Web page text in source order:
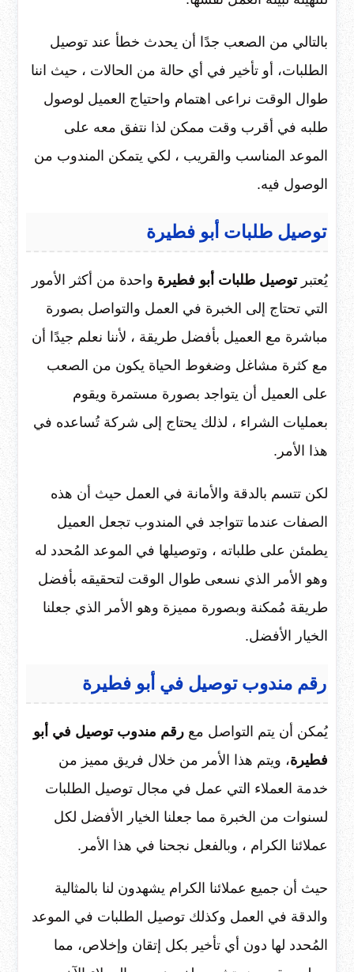
بالتالي من الصعب جدًا أن يحدث خطأ عند توصيل
الطلبات، أو تأخير في أي حالة من الحالات ، حيث اننا
طوال الوقت نراعى اهتمام واحتياج العميل لوصول
طلبه في أقرب وقت ممكن لذا نتفق معه على
الموعد المناسب والقريب ، لكي يتمكن المندوب من
الوصول فيه.
توصيل طلبات أبو فطيرة
يُعتبرتوصيل طلبات أبو فطيرة واحدة من أكثر الأمور
التي تحتاج إلى الخبرة في العمل والتواصل بصورة
مباشرة مع العميل بأفضل طريقة ، لأننا نعلم جيدًا أن
مع كثرة مشاغل وضغوط الحياة يكون من الصعب
على العميل أن يتواجد بصورة مستمرة ويقوم
بعمليات الشراء ، لذلك يحتاج إلى شركة تُساعده في
هذا الأمر.
لكن تتسم بالدقة والأمانة في العمل حيث أن هذه
الصفات عندما تتواجد في المندوب تجعل العميل
يطمئن على طلباته ، وتوصيلها في الموعد المُحدد له
وهو الأمر الذي نسعى طوال الوقت لتحقيقه بأفضل
طريقة مُمكنة وبصورة مميزة وهو الأمر الذي جعلنا
الخيار الأفضل.
رقم مندوب توصيل في أبو فطيرة
يُمكن أن يتم التواصل مع رقم مندوب توصيل في أبو
فطيرة، ويتم هذا الأمر من خلال فريق مميز من
خدمة العملاء التي عمل في مجال توصيل الطلبات
لسنوات من الخبرة مما جعلنا الخيار الأفضل لكل
عملائنا الكرام ، وبالفعل نجحنا في هذا الأمر.
حيث أن جميع عملائنا الكرام يشهدون لنا بالمثالية
والدقة في العمل وكذلك توصيل الطلبات في الموعد
المُحدد لها دون أي تأخير بكل إتقان وإخلاص، مما